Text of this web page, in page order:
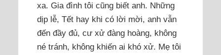
xa. Gia đình tôi cũng biết anh. Những
dịp lễ, Tết hay khi có lời mời, anh vẫn
đến đầy đủ, cư xử đàng hoàng, không
né tránh, không khiến ai khó xử. Mẹ tôi